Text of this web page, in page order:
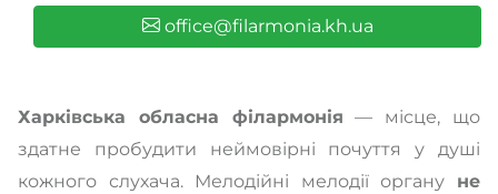
office@filarmonia.kh.ua
Харківська обласна філармонія — місце, що
здатне пробудити неймовірні почуття у душі
кожного слухача. Мелодійні мелодії органу не